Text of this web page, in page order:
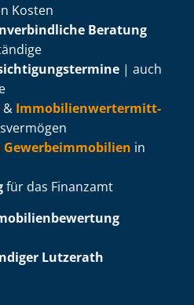
Kosten
Beratung
| auch
& Im­mo­bi­li­en­wert­ermitt­
in
für das Finanzamt
Lutzerath